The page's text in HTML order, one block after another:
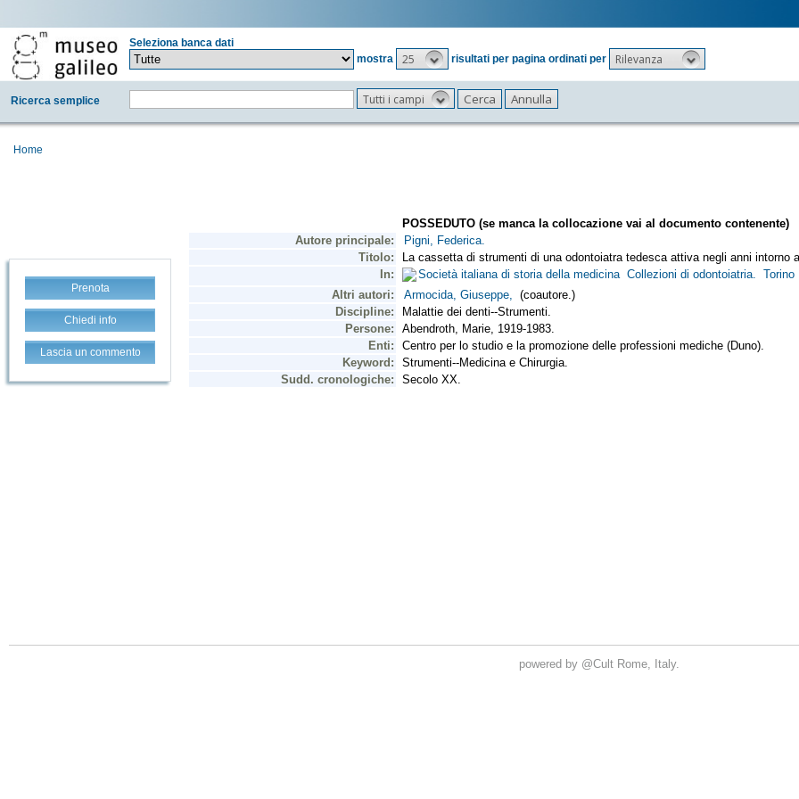
Seleziona banca dati
mostra
25 risultati per pagina ordinati per Rilevanza
Ricerca semplice Tutti i campi
Home
Prenota
Chiedi info
Lascia un commento
powered by @Cult Rome, Italy.